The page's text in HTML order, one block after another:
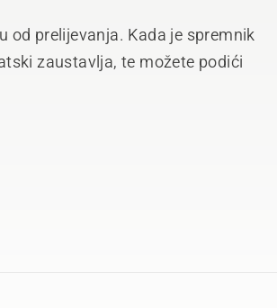
od prelijevanja. Kada je spremnik
zaustavlja, te možete podići